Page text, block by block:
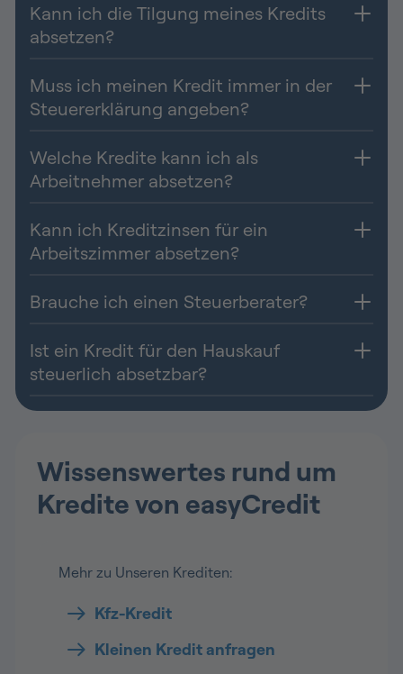
Kann ich die Tilgung meines Kredits
absetzen?
Muss ich meinen Kredit immer in der
Steuererklärung angeben?
Welche Kredite kann ich als
Arbeitnehmer absetzen?
Kann ich Kreditzinsen für ein
Arbeitszimmer absetzen?
Brauche ich einen Steuerberater?
Ist ein Kredit für den Hauskauf
steuerlich absetzbar?
Wissenswertes rund um
Kredite von easyCredit
Mehr zu Unseren Krediten:
Kfz-Kredit
Kleinen Kredit anfragen